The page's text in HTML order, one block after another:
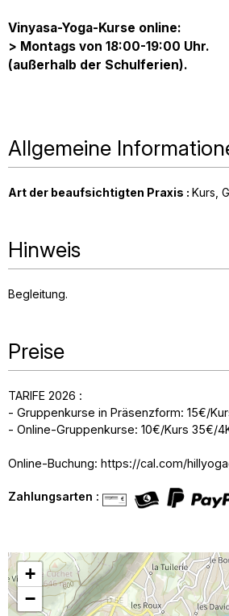
Vinyasa-Yoga-Kurse online:
> Montags von 18:00-19:00 Uhr.
(außerhalb der Schulferien).
Allgemeine
Art der beaufsichtigten Praxis : Kurs
Hinweis
Begleitung
Preise
TARIFE 2026 :
- Gruppenkurse in Präsenzform: 15€/
- Online-Gruppenkurse: 10€/Kurs 35€/
Online-Buchung: https://cal.com/
Zahlungsarten :
+
−